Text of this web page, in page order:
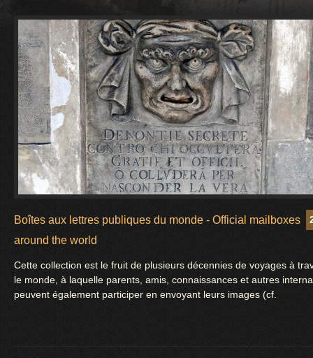
Boîtes aux lettres publiques du monde - Official mailboxes
around the world
Cette collection est le fruit de plusieurs décennies de voyages à
le monde, à laquelle parents, amis, connaissances et autres
peuvent également participer en envoyant leurs images (cf.